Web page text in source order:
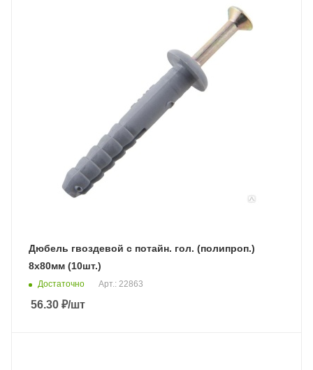
Дюбель гвоздевой с потайн. гол. (полипроп.)
8х80мм (10шт.)
Достаточно Арт.: 22863
56.30 ₽/шт